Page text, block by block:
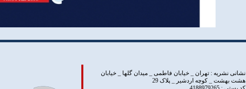
نشانی نشریه : تهران _ خيابان فاطمی _ ميدان گلها _ خيابان
هشت بهشت _ کوچه اردشير _ پلاک 29